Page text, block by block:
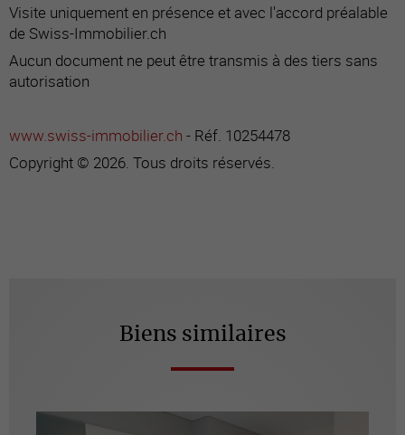
Visite uniquement en présence et avec l'accord préalable
de Swiss-Immobilier.ch
Aucun document ne peut être transmis à des tiers sans
autorisation
www.swiss-immobilier.ch - Réf. 10254478
Copyright © 2026. Tous droits réservés.
Biens similaires